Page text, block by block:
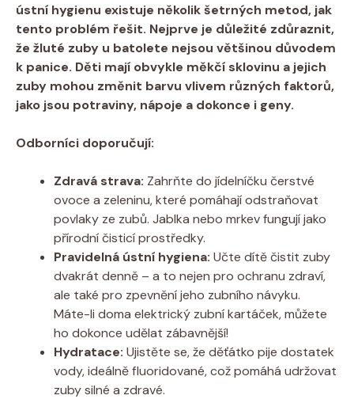
ústní hygienu existuje několik šetrných metod, jak
tento problém řešit. Nejprve je důležité zdůraznit,
že žluté zuby u batolete nejsou většinou důvodem
k panice. Děti mají obvykle měkčí sklovinu a jejich
zuby mohou změnit barvu vlivem různých faktorů,
jako jsou potraviny, nápoje a dokonce i geny.
Odborníci doporučují:
Zdravá strava: Zahrňte do jídelníčku čerstvé
ovoce a zeleninu, které pomáhají odstraňovat
povlaky ze zubů. Jablka nebo mrkev fungují jako
přírodní čisticí prostředky.
Pravidelná ústní hygiena: Učte dítě čistit zuby
dvakrát denně – a to nejen pro ochranu zdraví,
ale také pro zpevnění jeho zubního návyku.
Máte-li doma elektrický zubní kartáček, můžete
ho dokonce udělat zábavnější!
Hydratace: Ujistěte se, že děťátko pije dostatek
vody, ideálně fluoridované, což pomáhá udržovat
zuby silné a zdravé.